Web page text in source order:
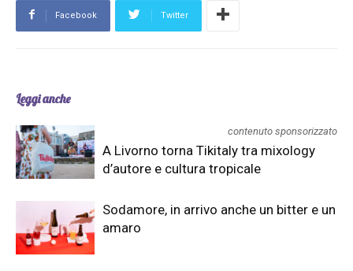
Facebook Twitter
Leggi anche
contenuto sponsorizzato
A Livorno torna Tikitaly tra mixology
d’autore e cultura tropicale
Sodamore, in arrivo anche un bitter e un
amaro